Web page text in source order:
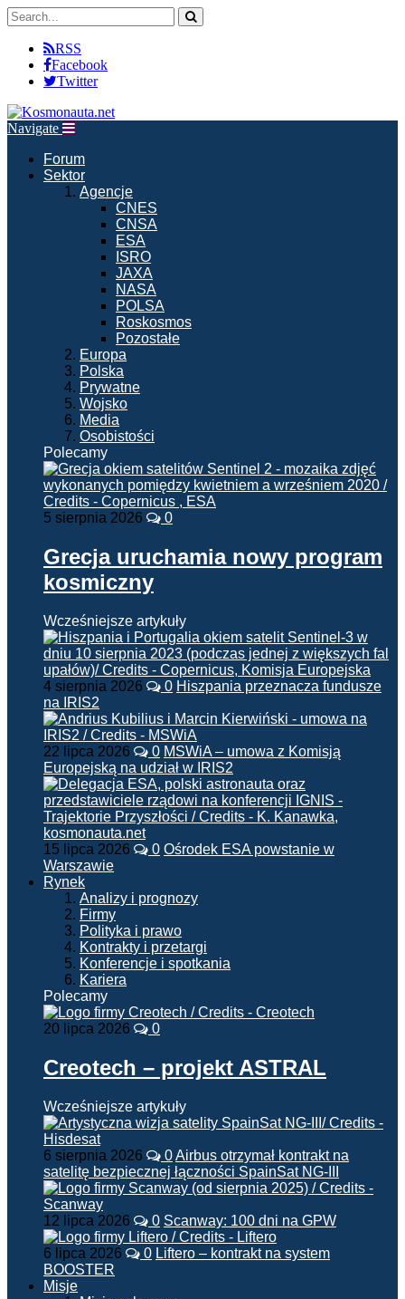
RSS
Facebook
Twitter
Navigate
Forum
Sektor
Agencje
CNES
CNSA
ESA
ISRO
JAXA
NASA
POLSA
Roskosmos
Pozostałe
Europa
Polska
Prywatne
Wojsko
Media
Osobistości
Polecamy
5 sierpnia 2026 0
Grecja uruchamia nowy program
kosmiczny
Wcześniejsze artykuły
4 sierpnia 2026 0 Hiszpania przeznacza fundusze
na IRIS2
22 lipca 2026 0 MSWiA – umowa z Komisją
Europejską na udział w IRIS2
15 lipca 2026 0 Ośrodek ESA powstanie w
Warszawie
Rynek
Analizy i prognozy
Firmy
Polityka i prawo
Kontrakty i przetargi
Konferencje i spotkania
Kariera
Polecamy
20 lipca 2026 0
Creotech – projekt ASTRAL
Wcześniejsze artykuły
6 sierpnia 2026 0Airbus otrzymał kontrakt na
satelitę bezpiecznej łączności SpainSat NG-III
12 lipca 2026 0 Scanway: 100 dni na GPW
6 lipca 2026 0 Liftero – kontrakt na system
BOOSTER
Misje